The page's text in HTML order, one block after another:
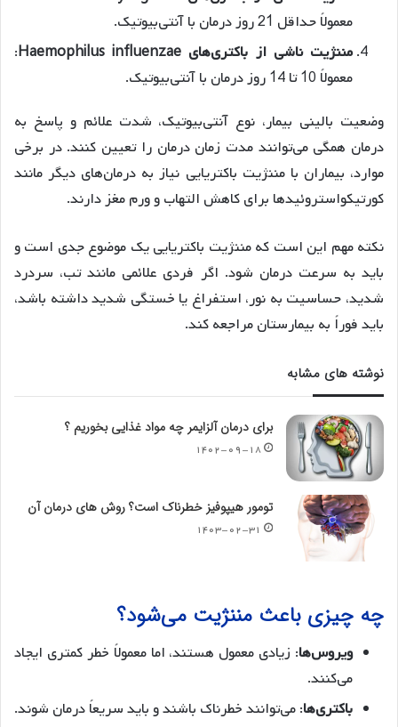
معمولاً حداقل 21 روز درمان با آنتی‌بیوتیک.
مننژیت ناشی از باکتری‌های Haemophilus influenzae
:
معمولاً 10 تا 14 روز درمان با آنتی‌بیوتیک.
وضعیت بالینی بیمار، نوع آنتی‌بیوتیک، شدت علائم و پاسخ به
درمان همگی می‌توانند مدت زمان درمان را تعیین کنند. در برخی
موارد، بیماران با مننژیت باکتریایی نیاز به درمان‌های دیگر مانند
کورتیکواستروئیدها برای کاهش التهاب و ورم مغز دارند.
نکته مهم این است که مننژیت باکتریایی یک موضوع جدی است و
باید به سرعت درمان شود. اگر فردی علائمی مانند تب، سردرد
شدید، حساسیت به نور، استفراغ یا خستگی شدید داشته باشد،
باید فوراً به بیمارستان مراجعه کند.
نوشته های مشابه
برای درمان آلزایمر چه مواد غذایی بخوریم ؟
۱۴۰۲-۰۹-۱۸
تومور هیپوفیز خطرناک است؟ روش های درمان آن
۱۴۰۳-۰۲-۳۱
چه چیزی باعث مننژیت می‌شود؟
ویروس‌ها: زیادی معمول هستند، اما معمولاً خطر کمتری ایجاد
می‌کنند.
باکتری‌ها: می‌توانند خطرناک باشند و باید سریعاً درمان شوند.